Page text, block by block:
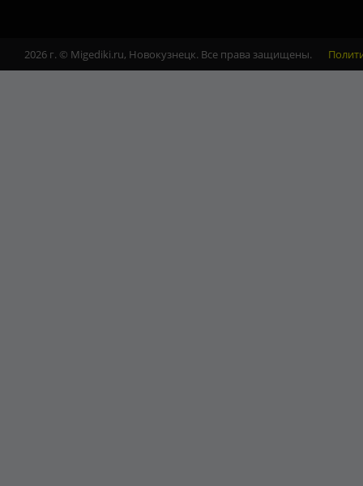
2026 г. © Migediki.ru, Новокузнецк. Все права защищены.